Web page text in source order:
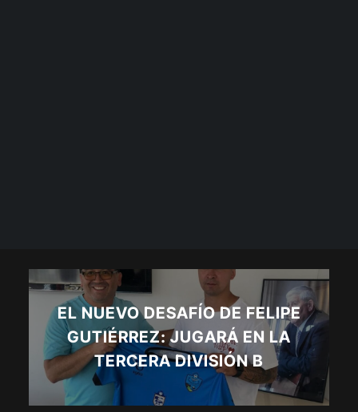
EL NUEVO DESAFÍO DE FELIPE
GUTIÉRREZ: JUGARÁ EN LA
TERCERA DIVISIÓN B